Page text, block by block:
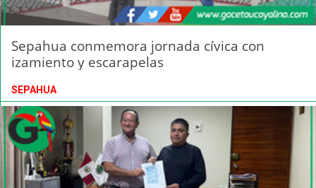
Sepahua conmemora jornada cívica con
izamiento y escarapelas
SEPAHUA